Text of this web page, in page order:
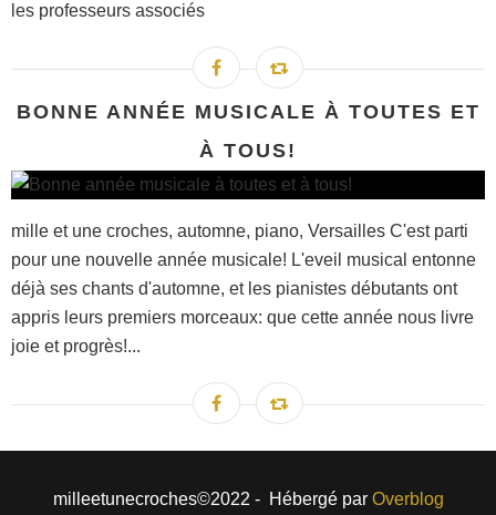
les professeurs associés
BONNE ANNÉE MUSICALE À TOUTES ET
À TOUS!
mille et une croches, automne, piano, Versailles C'est parti
pour une nouvelle année musicale! L'eveil musical entonne
déjà ses chants d'automne, et les pianistes débutants ont
appris leurs premiers morceaux: que cette année nous livre
joie et progrès!...
milleetunecroches©2022 - Hébergé par Overblog